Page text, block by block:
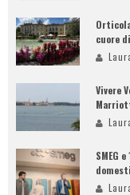
cuore
Vivere
SMEG